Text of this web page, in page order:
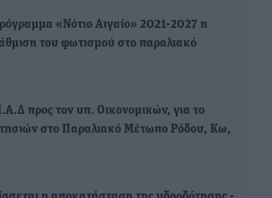
«Νότιο Αιγαίο» 2021-2027 η
του φωτισμού στο παραλιακό
προς τον υπ. Οικονομικών, για το
στο Παραλιακό Μέτωπο Ρόδου, Κω,